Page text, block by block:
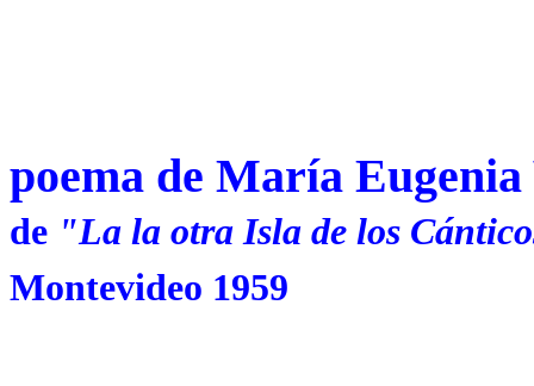
poema de María
de "La la otra Isla de los
Montevideo 1959